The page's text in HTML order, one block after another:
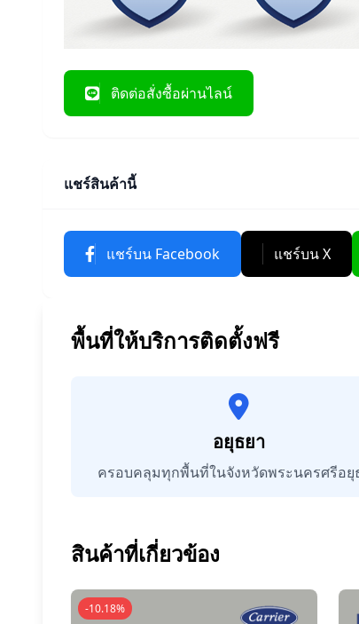
ติดต่อสั่งซื้อผ่านไลน์
แชร์สินค้านี้
แชร์บน Facebook แชร์บน X
พื้นที่ให้บริการติดตั้งฟรี
อยุธยา
ครอบคลุมทุกพื้นที่ในจังหวัดพระนครศรีอยุ
สินค้าที่เกี่ยวข้อง
-10.18%